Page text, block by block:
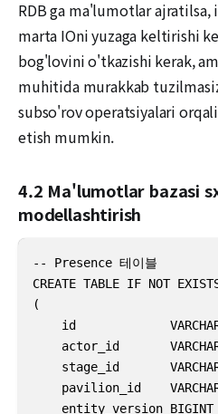
RDB ga ma'lumotlar
marta IOni yuzaga keltirishi
bog'lovini o'tkazishi kerak,
muhitida murakkab
subso'rov operatsiyalari
etish mumkin.
4.2 Ma'lumotlar bazasi
modellashtirish
-- Presence 테이블
CREATE TABLE IF NOT
(
id
actor_id
stage_id
pavilion_id
entity_version BIGINT